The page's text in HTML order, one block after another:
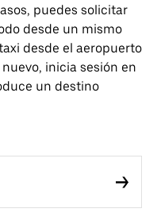
puedes solicitar
desde un mismo
desde el aeropuerto
inicia sesión en
un destino